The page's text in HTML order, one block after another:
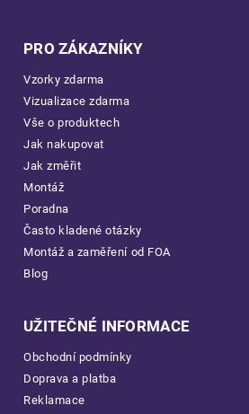
PRO ZÁKAZNÍKY
Vzorky zdarma
Vizualizace zdarma
Vše o produktech
Jak nakupovat
Jak změřit
Montáž
Poradna
Často kladené otázky
Montáž a zaměření od FOA
Blog
UŽITEČNÉ INFORMACE
Obchodní podmínky
Doprava a platba
Reklamace